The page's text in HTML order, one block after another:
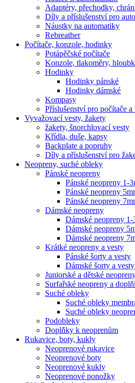
Adaptéry, přechodky,
Díly a příslušenství pro
Náustky na automatiky
Rebreather
Počítače, konzole, hodinky
Potápěčské počítače
Konzole, tlakoměry,
Hodinky
Hodinky pánské
Hodinky dámské
Kompasy
Příslušenství pro počítače
Vyvažovací vesty, žakety
žakety, šnorchlovací vesty
Křídla, duše, kapsy
Backplate a popruhy
Díly a příslušenství pro
Neopreny, suché obleky
Pánské neopreny
Pánské neopreny 1-
Pánské neopreny
Pánské neopreny
Dámské neopreny
Dámské neopreny 1-
Dámské neopreny
Dámské neopreny
Krátké neopreny a vesty
Pánské šorty a vesty
Dámské šorty a vesty
Juniorské a dětské
Surfařské neopreny a
Suché obleky
Suché obleky
Suché obleky
Podobleky
Doplňky k neoprenům
Rukavice, boty, kukly
Neoprenové rukavice
Neoprenové boty
Neoprenové kukly
Neoprenové ponožky